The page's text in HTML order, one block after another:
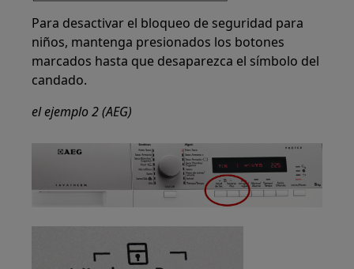
Para desactivar el bloqueo de seguridad para
niños, mantenga presionados los botones
marcados hasta que desaparezca el símbolo del
candado.
el ejemplo 2 (AEG)